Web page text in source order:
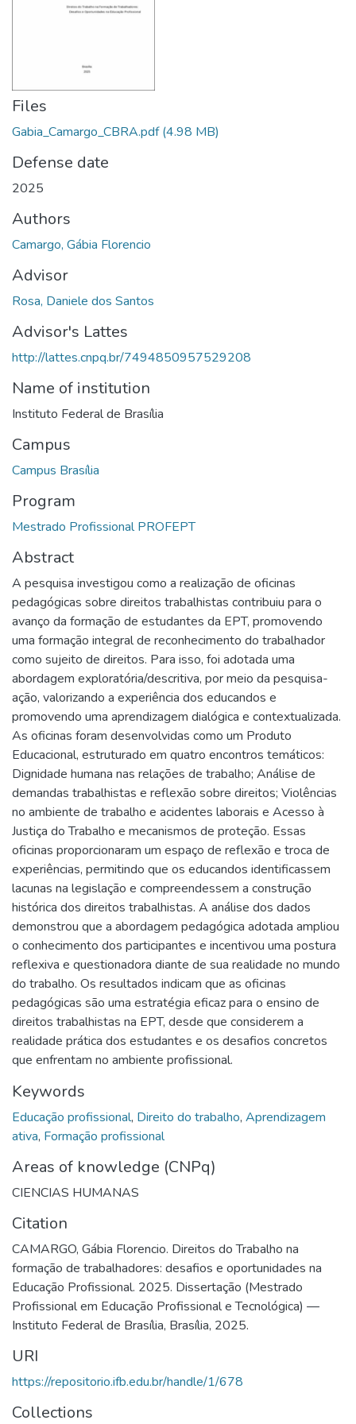
Files
Gabia_Camargo_CBRA.pdf(4.98 MB)
Defense date
2025
Authors
Camargo, Gábia Florencio
Advisor
Rosa, Daniele dos Santos
Advisor's Lattes
http://lattes.cnpq.br/7494850957529208
Name of institution
Instituto Federal de Brasília
Campus
Campus Brasília
Program
Mestrado Profissional PROFEPT
Abstract
A pesquisa investigou como a realização de oficinas
pedagógicas sobre direitos trabalhistas contribuiu para o
avanço da formação de estudantes da EPT, promovendo
uma formação integral de reconhecimento do trabalhador
como sujeito de direitos. Para isso, foi adotada uma
abordagem exploratória/descritiva, por meio da pesquisa-
ação, valorizando a experiência dos educandos e
promovendo uma aprendizagem dialógica e contextualizada.
As oficinas foram desenvolvidas como um Produto
Educacional, estruturado em quatro encontros temáticos:
Dignidade humana nas relações de trabalho; Análise de
demandas trabalhistas e reflexão sobre direitos; Violências
no ambiente de trabalho e acidentes laborais e Acesso à
Justiça do Trabalho e mecanismos de proteção. Essas
oficinas proporcionaram um espaço de reflexão e troca de
experiências, permitindo que os educandos identificassem
lacunas na legislação e compreendessem a construção
histórica dos direitos trabalhistas. A análise dos dados
demonstrou que a abordagem pedagógica adotada ampliou
o conhecimento dos participantes e incentivou uma postura
reflexiva e questionadora diante de sua realidade no mundo
do trabalho. Os resultados indicam que as oficinas
pedagógicas são uma estratégia eficaz para o ensino de
direitos trabalhistas na EPT, desde que considerem a
realidade prática dos estudantes e os desafios concretos
que enfrentam no ambiente profissional.
Keywords
Educação profissional, Direito do trabalho, Aprendizagem
ativa, Formação profissional
Areas of knowledge (CNPq)
CIENCIAS HUMANAS
Citation
CAMARGO, Gábia Florencio. Direitos do Trabalho na
formação de trabalhadores: desafios e oportunidades na
Educação Profissional. 2025. Dissertação (Mestrado
Profissional em Educação Profissional e Tecnológica) —
Instituto Federal de Brasília, Brasília, 2025.
URI
https://repositorio.ifb.edu.br/handle/1/678
Collections